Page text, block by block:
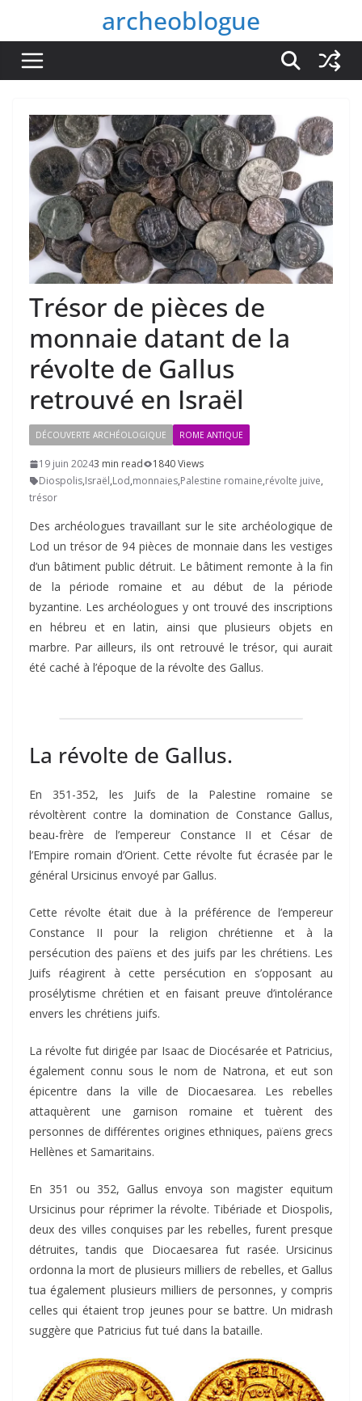
contenu
archeoblogue
Trésor de pièces de
monnaie datant de la
révolte de Gallus
retrouvé en Israël
DÉCOUVERTE ARCHÉOLOGIQUE ROME ANTIQUE
19 juin 20243 min read
1840 Views
Diospolis,Israël,Lod,monnaies,Palestine romaine,révolte juive,
trésor
Des archéologues travaillant sur le site archéologique de
Lod un trésor de 94 pièces de monnaie dans les vestiges
d’un bâtiment public détruit. Le bâtiment remonte à la fin
de la période romaine et au début de la période
byzantine. Les archéologues y ont trouvé des inscriptions
en hébreu et en latin, ainsi que plusieurs objets en
marbre. Par ailleurs, ils ont retrouvé le trésor, qui aurait
été caché à l’époque de la révolte des Gallus.
La révolte de Gallus.
En 351-352, les Juifs de la Palestine romaine se
révoltèrent contre la domination de Constance Gallus,
beau-frère de l’empereur Constance II et César de
l’Empire romain d’Orient. Cette révolte fut écrasée par le
général Ursicinus envoyé par Gallus.
Cette révolte était due à la préférence de l’empereur
Constance II pour la religion chrétienne et à la
persécution des païens et des juifs par les chrétiens. Les
Juifs réagirent à cette persécution en s’opposant au
prosélytisme chrétien et en faisant preuve d’intolérance
envers les chrétiens juifs.
La révolte fut dirigée par Isaac de Diocésarée et Patricius,
également connu sous le nom de Natrona, et eut son
épicentre dans la ville de Diocaesarea. Les rebelles
attaquèrent une garnison romaine et tuèrent des
personnes de différentes origines ethniques, païens grecs
Hellènes et Samaritains.
En 351 ou 352, Gallus envoya son magister equitum
Ursicinus pour réprimer la révolte. Tibériade et Diospolis,
deux des villes conquises par les rebelles, furent presque
détruites, tandis que Diocaesarea fut rasée. Ursicinus
ordonna la mort de plusieurs milliers de rebelles, et Gallus
tua également plusieurs milliers de personnes, y compris
celles qui étaient trop jeunes pour se battre. Un midrash
suggère que Patricius fut tué dans la bataille.